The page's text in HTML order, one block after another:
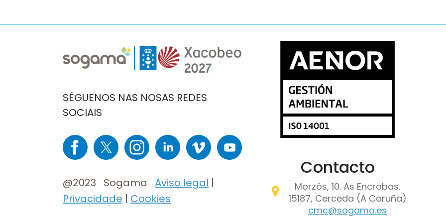
Imaxe
SÉGUENOS NAS NOSAS REDES
SOCIAIS
Imaxe Imaxe Imaxe Imaxe Imaxe Imaxe
@2023 Sogama Aviso legal |
Privacidade | Cookies
Contacto
Morzós, 10. As Encrobas.
15187, Cerceda (A Coruña)
cmc@sogama.es